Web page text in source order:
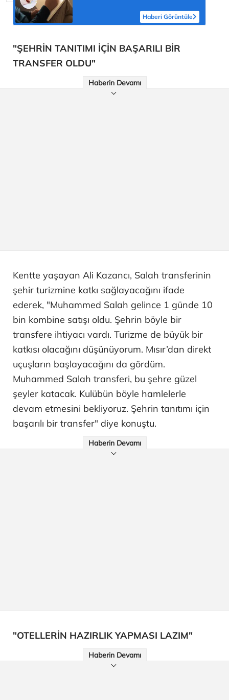
Haberi Görüntüle
"ŞEHRİN TANITIMI İÇİN BAŞARILI BİR
TRANSFER OLDU"
Haberin Devamı
Kentte yaşayan Ali Kazancı, Salah transferinin
şehir turizmine katkı sağlayacağını ifade
ederek, "Muhammed Salah gelince 1 günde 10
bin kombine satışı oldu. Şehrin böyle bir
transfere ihtiyacı vardı. Turizme de büyük bir
katkısı olacağını düşünüyorum. Mısır’dan direkt
uçuşların başlayacağını da gördüm.
Muhammed Salah transferi, bu şehre güzel
şeyler katacak. Kulübün böyle hamlelerle
devam etmesini bekliyoruz. Şehrin tanıtımı için
başarılı bir transfer" diye konuştu.
Haberin Devamı
"OTELLERİN HAZIRLIK YAPMASI LAZIM"
Haberin Devamı